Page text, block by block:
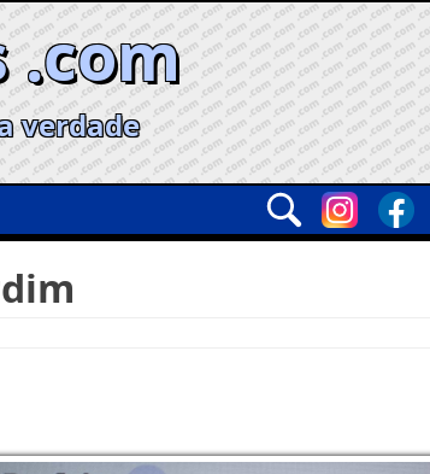
.com
verdade